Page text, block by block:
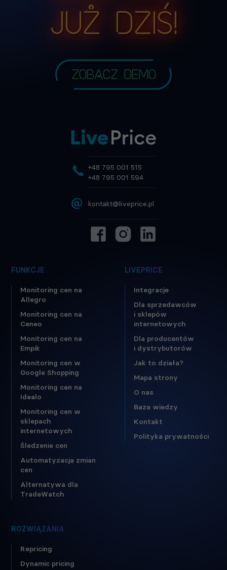
już dziś!
Zobacz demo
FUNKCJE
Monitoring cen na
Allegro
Monitoring cen na
Ceneo
Monitoring cen na
Empik
Monitoring cen w
Google Shopping
Monitoring cen na
Idealo
Monitoring cen w
sklepach
internetowych
Śledzenie cen
Automatyzacja zmian
cen
Alternatywa dla
TradeWatch
LIVEPRICE
Integracje
Dla sprzedawców
i sklepów
internetowych
Dla producentów
i dystrybutorów
Jak to działa?
Mapa strony
O nas
Baza wiedzy
Kontakt
Polityka prywatności
ROZWIĄZANIA
Repricing
Dynamic pricing
+48 795 001 515
+48 795 001 594
@ kontakt@liveprice.pl